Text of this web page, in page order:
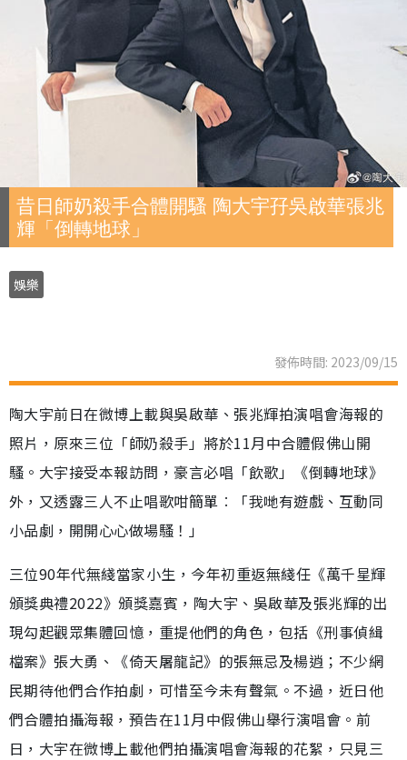
昔日師奶殺手合體開騷 陶大宇孖吳啟華張兆
輝「倒轉地球」
娛樂
發佈時間: 2023/09/15
陶大宇前日在微博上載與吳啟華、張兆輝拍演唱會海報的
照片，原來三位「師奶殺手」將於11月中合體假佛山開
騷。大宇接受本報訪問，豪言必唱「飲歌」《倒轉地球》
外，又透露三人不止唱歌咁簡單︰「我哋有遊戲、互動同
小品劇，開開心心做場騷！」
三位90年代無綫當家小生，今年初重返無綫任《萬千星輝
頒獎典禮2022》頒獎嘉賓，陶大宇、吳啟華及張兆輝的出
現勾起觀眾集體回憶，重提他們的角色，包括《刑事偵緝
檔案》張大勇、《倚天屠龍記》的張無忌及楊逍；不少網
民期待他們合作拍劇，可惜至今未有聲氣。不過，近日他
們合體拍攝海報，預告在11月中假佛山舉行演唱會。前
日，大宇在微博上載他們拍攝演唱會海報的花絮，只見三